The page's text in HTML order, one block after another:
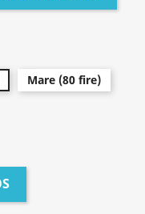
Mare (80 fire)